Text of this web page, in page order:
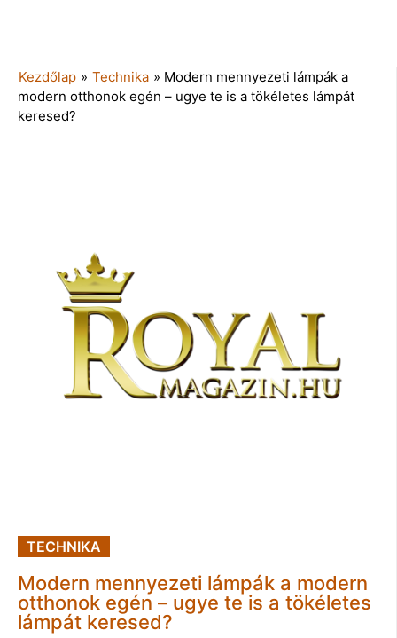
Kezdőlap » Technika » Modern mennyezeti lámpák a
modern otthonok egén – ugye te is a tökéletes lámpát
keresed?
TECHNIKA
Modern mennyezeti lámpák a modern
otthonok egén – ugye te is a tökéletes
lámpát keresed?